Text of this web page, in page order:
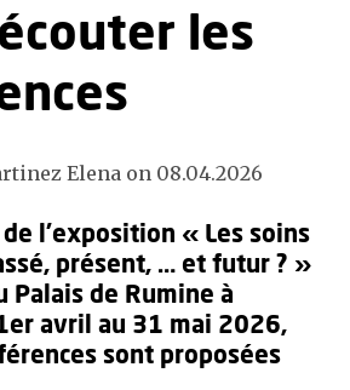
les
Elena on 08.04.2026
l’exposition « Les soins
présent, … et futur ? »
Palais de Rumine à
avril au 31 mai 2026,
sont proposées